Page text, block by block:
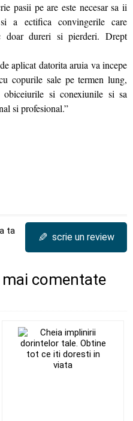
pasii pe are este necesar sa ii
a ectifica convingerile care
doar dureri si pierderi. Drept
aplicat datorita aruia va incepe
copurile sale pe termen lung,
obiceiurile si conexiunile si sa
si profesional.”
ta
✎ scrie un review
comentate